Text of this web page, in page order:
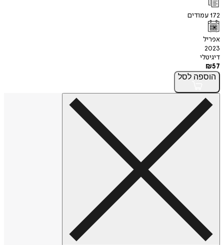
172עמודים
אפריל
2023
דיגיטלי
₪57
הוספה לסל